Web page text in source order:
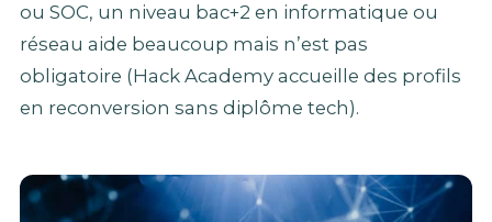
ou SOC, un niveau bac+2 en informatique ou
réseau aide beaucoup mais n’est pas
obligatoire (Hack Academy accueille des profils
en reconversion sans diplôme tech).